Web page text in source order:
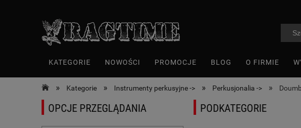
KATEGORIE NOWOŚCI PROMOCJE BLOG O FIRMIE
» Kategorie » Instrumenty perkusyjne -> » Perkusjonalia -> »
OPCJE PRZEGLĄDANIA PODKATEGORIE